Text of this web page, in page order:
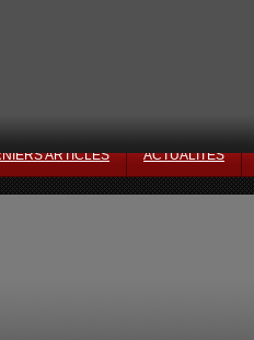
ARTICLES ACTUALITÉS